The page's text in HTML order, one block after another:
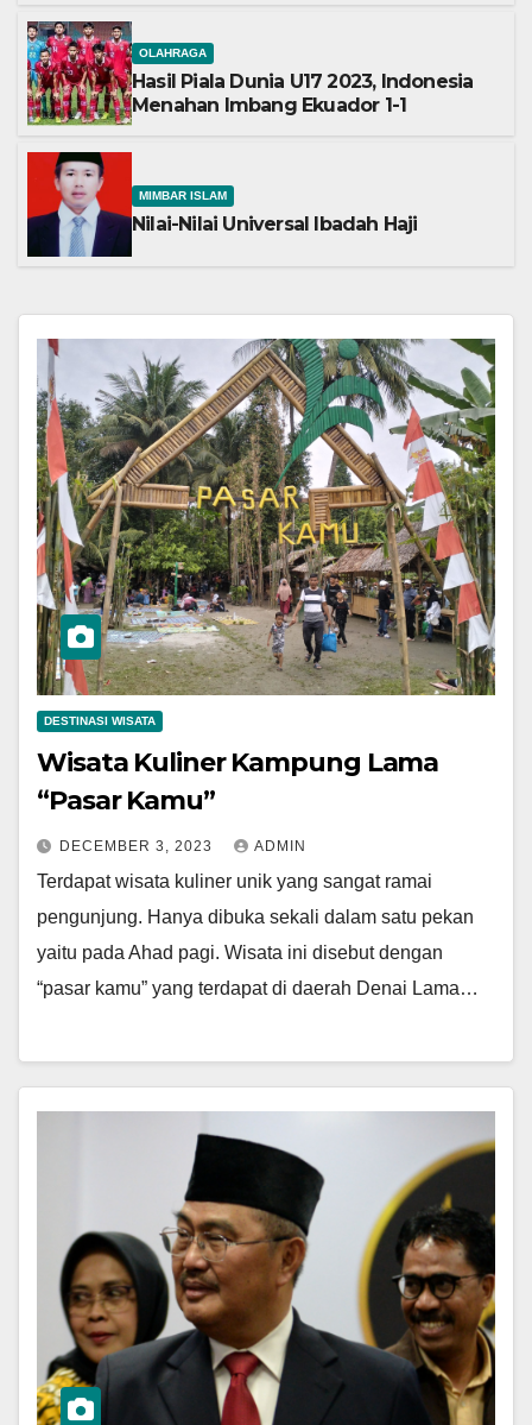
OLAHRAGA
Hasil Piala Dunia U17 2023, Indonesia
Menahan Imbang Ekuador 1-1
MIMBAR ISLAM
Nilai-Nilai Universal Ibadah Haji
DESTINASI WISATA
Wisata Kuliner Kampung Lama
“Pasar Kamu”
DECEMBER 3, 2023 ADMIN
Terdapat wisata kuliner unik yang sangat ramai
pengunjung. Hanya dibuka sekali dalam satu pekan
yaitu pada Ahad pagi. Wisata ini disebut dengan
“pasar kamu” yang terdapat di daerah Denai Lama…